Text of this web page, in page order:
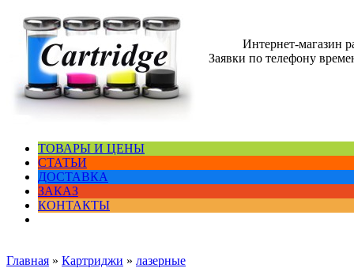
Интернет-магазин
Заявки по телефону
ТОВАРЫ И ЦЕНЫ
СТАТЬИ
ДОСТАВКА
ЗАКАЗ
КОНТАКТЫ
Главная » Картриджи » лазерные